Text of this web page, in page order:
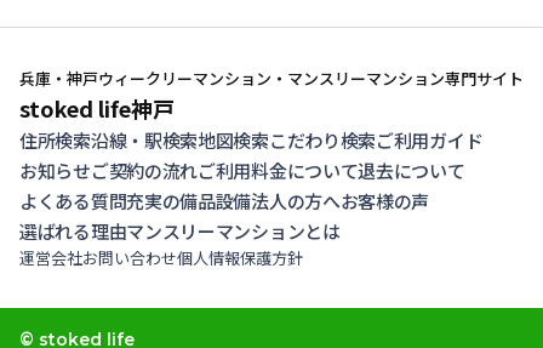
兵庫・神戸ウィークリーマンション・マンスリーマンション専門サイト
stoked life神戸
住所検索沿線・駅検索地図検索こだわり検索ご利用ガイド
お知らせご契約の流れご利用料金について退去について
よくある質問充実の備品設備法人の方へお客様の声
選ばれる理由マンスリーマンションとは
運営会社お問い合わせ個人情報保護方針
© stoked life